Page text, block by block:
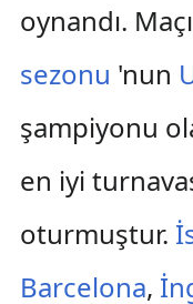
oynandı.
sezonu 'nun
şampiyonu
en iyi
oturmuştur.
Barcelona,